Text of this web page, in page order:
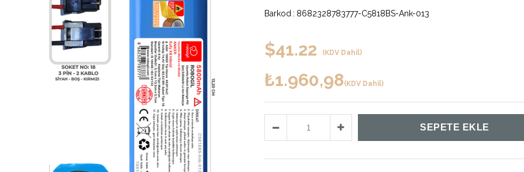
Barkod : 8682328783777-C5818BS-Ank-013
$41.22 (KDV Dahil)
₺1.960,98(KDV Dahil)